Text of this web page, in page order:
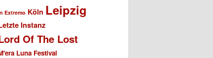
Extremo Köln Leipzig
Instanz
Of The Lost
Luna Festival